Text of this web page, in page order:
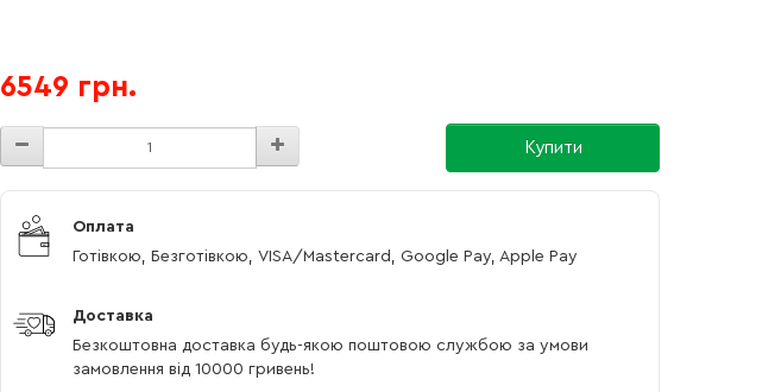
6549 грн.
Купити
Оплата
Готівкою, Безготівкою, VISA/Mastercard, Google Pay, Apple Pay
Доставка
Безкоштовна доставка будь-якою поштовою службою за умови
замовлення від 10000 гривень!